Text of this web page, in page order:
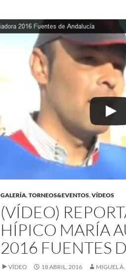
GALERÍA,TORNEOS&EVENTOS,VÍDEOS
(VÍDEO)
HÍPICO MARÍA
2016 FUENTES
VÍDEO 18 ABRIL, 2016 MIGUEL